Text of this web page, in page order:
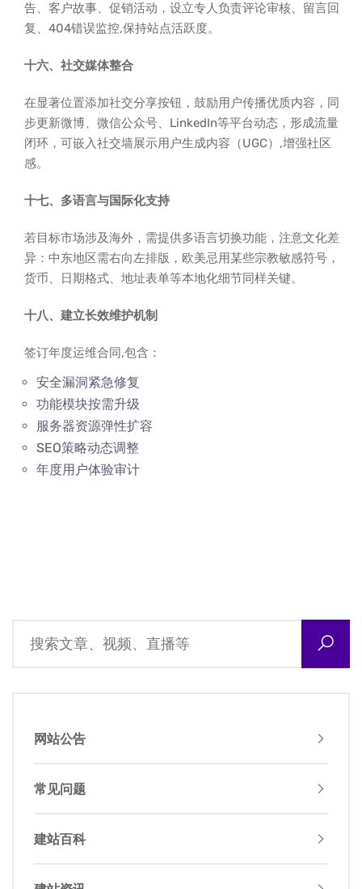
告、客户故事、促销活动，设立专人负责评论审核、留言回
复、404错误监控,保持站点活跃度。
十六、社交媒体整合
在显著位置添加社交分享按钮，鼓励用户传播优质内容，同
步更新微博、微信公众号、LinkedIn等平台动态，形成流量
闭环，可嵌入社交墙展示用户生成内容（UGC）,增强社区
感。
十七、多语言与国际化支持
若目标市场涉及海外，需提供多语言切换功能，注意文化差
异：中东地区需右向左排版，欧美忌用某些宗教敏感符号，
货币、日期格式、地址表单等本地化细节同样关键。
十八、建立长效维护机制
签订年度运维合同,包含：
安全漏洞紧急修复
功能模块按需升级
服务器资源弹性扩容
SEO策略动态调整
年度用户体验审计
网站公告
常见问题
建站百科